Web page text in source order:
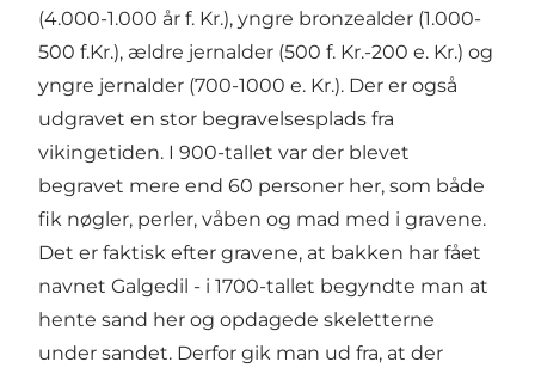
(4.000-1.000 år f. Kr.), yngre bronzealder (1.000-
500 f.Kr.), ældre jernalder (500 f. Kr.-200 e. Kr.) og
yngre jernalder (700-1000 e. Kr.). Der er også
udgravet en stor begravelsesplads fra
vikingetiden. I 900-tallet var der blevet
begravet mere end 60 personer her, som både
fik nøgler, perler, våben og mad med i gravene.
Det er faktisk efter gravene, at bakken har fået
navnet Galgedil - i 1700-tallet begyndte man at
hente sand her og opdagede skeletterne
under sandet. Derfor gik man ud fra, at der